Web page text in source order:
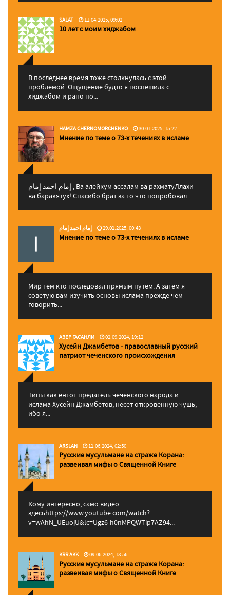
SALAT 11.04.2025, 09:02
10 лет с моим хиджабом
В последнее время тоже столкнулась с этой
проблемой. Ощущение будто я поспешила с
хиджабом и рано по...
HAMZA CHERNOMORCHENKO 30.01.2025, 15:22
Мнение по теме о 73-х течениях в исламе
إمام احمد إمام , Ва алейкум ассалам ва рахматуЛлахи
ва баракятух! Спасибо брат за то что попробовал ...
إمام احمد إمام 29.01.2025, 00:43
Мнение по теме о 73-х течениях в исламе
Мир тем кто последовал прямым путем. А затем я
советую вам изучить основы ислама прежде чем
говорить...
АЗЕР ГАСАНЛИ 02.09.2024, 19:12
Хусейн Джамбетов - православный русский
патриот чеченского происхождения
Типы как ентот предатель чеченского народа и
ислама Хусейн Джамбетов, несет откровенную чушь,
ибо я...
ARSLAN 11.06.2024, 02:50
Русские мусульмане на страже Корана:
pазвеивая мифы о Священной Книге
Кому интересно, само видео
здесьhttps://www.youtube.com/watch?
v=wAhN_UEuojU&lc=Ugz6-h0nMPQWTip7AZ94...
KRR AKK 09.06.2024, 18:56
Русские мусульмане на страже Корана:
pазвеивая мифы о Священной Книге